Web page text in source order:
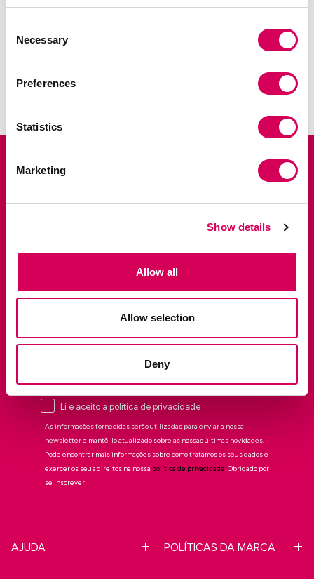
Selection
Necessary
Preferences
Statistics
Marketing
Show details
Allow all
Allow selection
Deny
Registe-se e desfrute de 10% de
desconto na sua primeira encomenda.
QUERO O MEU DESCONTO DE 10%
Li e aceito a política de privacidade
As informações fornecidas serão utilizadas para enviar a nossa
newsletter e mantê-lo atualizado sobre as nossas últimas novidades.
Pode encontrar mais informações sobre como tratamos os seus dados e
exercer os seus direitos na nossa política de privacidade. Obrigado por
se inscrever!
AJUDA POLÍTICAS DA MARCA